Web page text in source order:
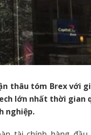
thâu tóm Brex với
lớn nhất thời gian
nghiệp.